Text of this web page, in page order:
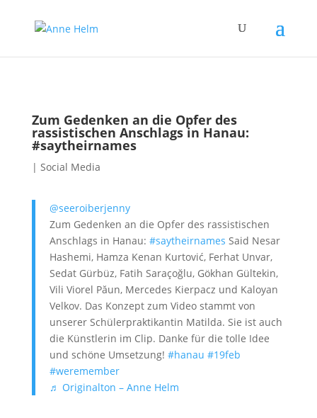
Zum Gedenken an die Opfer des
rassistischen Anschlags in Hanau:
#saytheirnames
| Social Media
@seeroiberjenny
Zum Gedenken an die Opfer des rassistischen
Anschlags in Hanau: #saytheirnames Said Nesar
Hashemi, Hamza Kenan Kurtović, Ferhat Unvar,
Sedat Gürbüz, Fatih Saraçoğlu, Gökhan Gültekin,
Vili Viorel Păun, Mercedes Kierpacz und Kaloyan
Velkov. Das Konzept zum Video stammt von
unserer Schülerpraktikantin Matilda. Sie ist auch
die Künstlerin im Clip. Danke für die tolle Idee
und schöne Umsetzung! #hanau #19feb
#weremember
♬ Originalton – Anne Helm